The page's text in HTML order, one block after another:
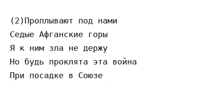
(2)Проплывают под нами
Седые Афганские горы
Я к ним зла не держу
Но будь проклята эта война
При посадке в Союзе